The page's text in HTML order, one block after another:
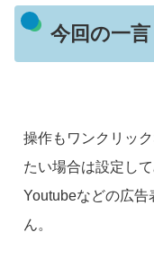
今回の一言
操作もワンクリッ
たい場合は設定し
Youtubeなどの広
ん。